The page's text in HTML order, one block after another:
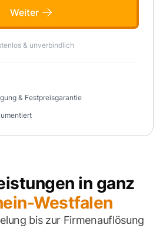
Weiter
& unverbindlich
& Festpreisgarantie
in ganz
Westfalen
bis zur Firmenauflösung